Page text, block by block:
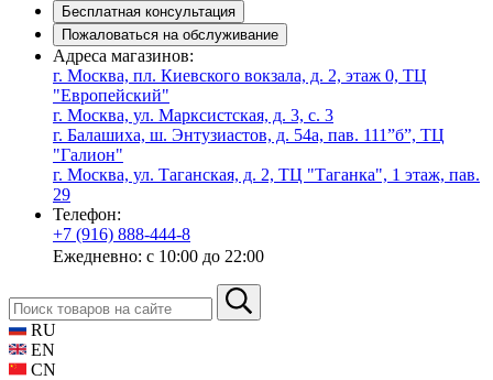
Бесплатная консультация
Пожаловаться на обслуживание
Адреса магазинов:
г. Москва, пл. Киевского вокзала, д. 2, этаж 0, ТЦ
"Европейский"
г. Москва, ул. Марксистская, д. 3, с. 3
г. Балашиха, ш. Энтузиастов, д. 54а, пав. 111”б”, ТЦ
"Галион"
г. Москва, ул. Таганская, д. 2, ТЦ "Таганка", 1 этаж, пав.
29
Телефон:
+7 (916) 888-444-8
Ежедневно: с 10:00 до 22:00
RU
EN
CN